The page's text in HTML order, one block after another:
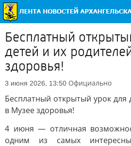
Бесплатный
детей и их
здоровья!
3 июня 2026, 13:50 Официально
Бесплатный открытый урок для
в Музее здоровья!
4 июня — отличная
одним из самых